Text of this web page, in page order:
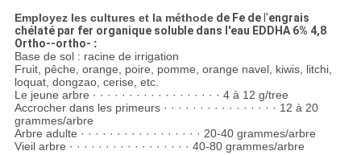
Employez les cultures et la méthodede Fe del'engrais
chélaté par fer organique soluble dans l'eau EDDHA 6% 4,8
Ortho--ortho- :
Base de sol : racine de irrigation
Fruit, pêche, orange, poire, pomme, orange navel, kiwis, litchi,
loquat, dongzao, cerise, etc.
Le jeune arbre · · · · · · · · · · · · · · · · · · 4 à 12 g/tree
Accrocher dans les primeurs · · · · · · · · · · · · · · · · 12 à 20
grammes/arbre
Arbre adulte · · · · · · · · · · · · · · · · · 20-40 grammes/arbre
Vieil arbre · · · · · · · · · · · · · · · · · 40-80 grammes/arbre